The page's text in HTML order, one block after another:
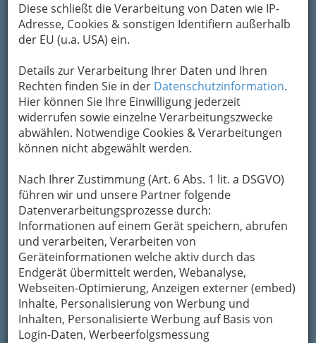
Diese schließt die Verarbeitung von Daten wie IP-
Adresse, Cookies & sonstigen Identifiern außerhalb
der EU (u.a. USA) ein.
Details zur Verarbeitung Ihrer Daten und Ihren
Rechten finden Sie in der Datenschutzinformation.
Hier können Sie Ihre Einwilligung jederzeit
widerrufen sowie einzelne Verarbeitungszwecke
abwählen. Notwendige Cookies & Verarbeitungen
können nicht abgewählt werden.
Nach Ihrer Zustimmung (Art. 6 Abs. 1 lit. a DSGVO)
führen wir und unsere Partner folgende
Datenverarbeitungsprozesse durch:
Informationen auf einem Gerät speichern, abrufen
und verarbeiten, Verarbeiten von
Geräteinformationen welche aktiv durch das
Endgerät übermittelt werden, Webanalyse,
Webseiten-Optimierung, Anzeigen externer (embed)
Inhalte, Personalisierung von Werbung und
Inhalten, Personalisierte Werbung auf Basis von
Login-Daten, Werbeerfolgsmessung
Karte
Kontaktaufnahme
Um die Info-Graz Firmenvor Spam-Mails zu
bewahren, verwenden wir an dieser Stelle zur
Übermittlung Ihrer Nachricht ein sicheres
Formular. Ihre Nachricht wird nach dem
Absenden umgehend per Mail an das
Unternehmen Akademischer Turnverein Graz
weitergeleitet.
Mein Name
Meine Email Adresse
Mein Betreff